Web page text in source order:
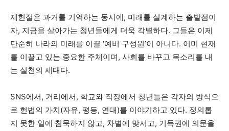
제헌절은 과거를 기억하는 동시에, 미래를 설계하는 출발점이
자, 지금을 살아가는 청년들에게 더욱 각별하다. 그들은 이제
단순히 나라의 미래를 이끌 ‘예비 구성원’이 아니다. 이미 현재
를 이끌고 있는 중요한 주체이며, 사회를 바꾸고 목소리를 내
는 실천의 세대다.
SNS에서, 거리에서, 학교와 직장에서 청년들은 각자의 방식으
로 헌법의 가치(자유, 평등, 연대)를 이야기하고 있다. 정의롭
지 못한 일에 침묵하지 않고, 차별에 맞서고, 기득권에 의문을